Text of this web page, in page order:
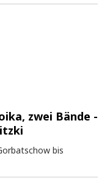
zwei Bände -
bis